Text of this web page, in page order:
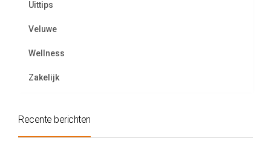
Uittips
Veluwe
Wellness
Zakelijk
Recente berichten